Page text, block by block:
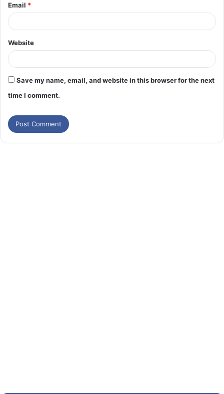
Email *
Website
Save my name, email, and website in this browser for the next
time I comment.